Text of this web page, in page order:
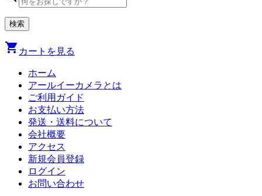
shopping_cart カートを見る
ホーム
アールイーカメラとは
ご利用ガイド
お支払い方法
発送・送料について
会社概要
アクセス
新規会員登録
ログイン
お問い合わせ